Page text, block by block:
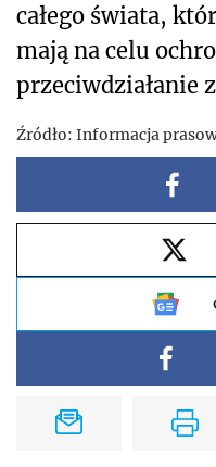
całego świata,
mają na celu
przeciwdziałanie
Źródło: Informacja